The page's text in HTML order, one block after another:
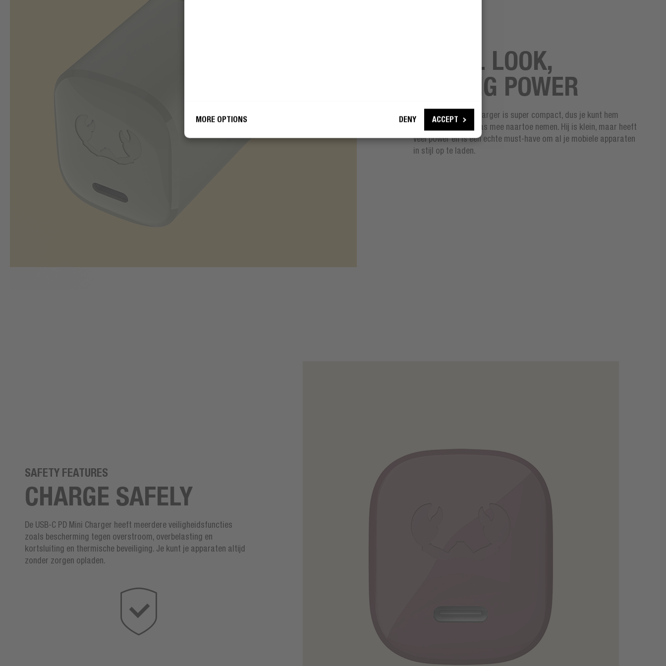
MORE OPTIONS DENY ACCEPT
SMALL LOOK,
STRONG POWER
De USB-C PD Mini Charger is super compact, dus je kunt hem
overal in je zak of tas mee naartoe nemen. Hij is klein, maar heeft
veel power en is een echte must-have om al je mobiele apparaten
in stijl op te laden.
SAFETY FEATURES
CHARGE SAFELY
De USB-C PD Mini Charger heeft meerdere veiligheidsfuncties
zoals bescherming tegen overstroom, overbelasting en
kortsluiting en thermische beveiliging. Je kunt je apparaten altijd
zonder zorgen opladen.